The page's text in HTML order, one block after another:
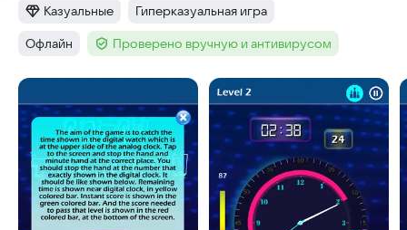
Категория:
Казуальные Тег:
Гиперказуальная игра
Тег:
Офлайн Тег :Проверено вручную и антивирусом
Скриншоты